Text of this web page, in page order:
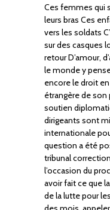
Ces femmes qui
leurs bras Ces
vers les soldats
sur des casques
retour D’amour,
le monde y
encore le droit
étrangère de son
soutien
dirigeants sont
internationale
question a été
tribunal
l’occasion du
avoir fait ce que
de la lutte pour